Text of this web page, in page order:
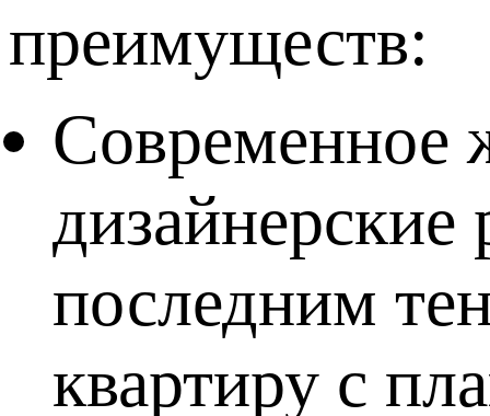
преимуществ:
Современное
последним
квартиру с